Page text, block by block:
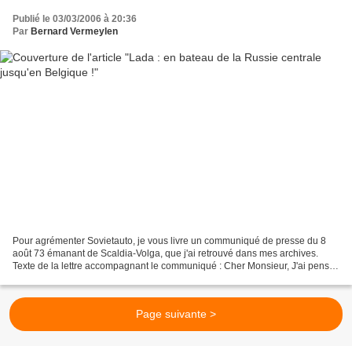
Publié le 03/03/2006 à 20:36
Par Bernard Vermeylen
Pour agrémenter Sovietauto, je vous livre un communiqué de presse du 8
août 73 émanant de Scaldia-Volga, que j'ai retrouvé dans mes archives.
Texte de la lettre accompagnant le communiqué : Cher Monsieur, J'ai pensé
Page suivante >